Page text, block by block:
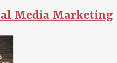
Media Marketing